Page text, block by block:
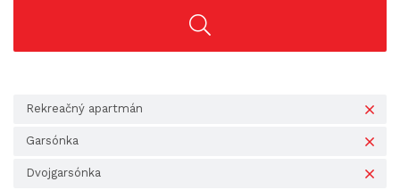
Rekreačný apartmán
Garsónka
Dvojgarsónka